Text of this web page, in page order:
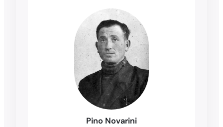
Pino Novarini